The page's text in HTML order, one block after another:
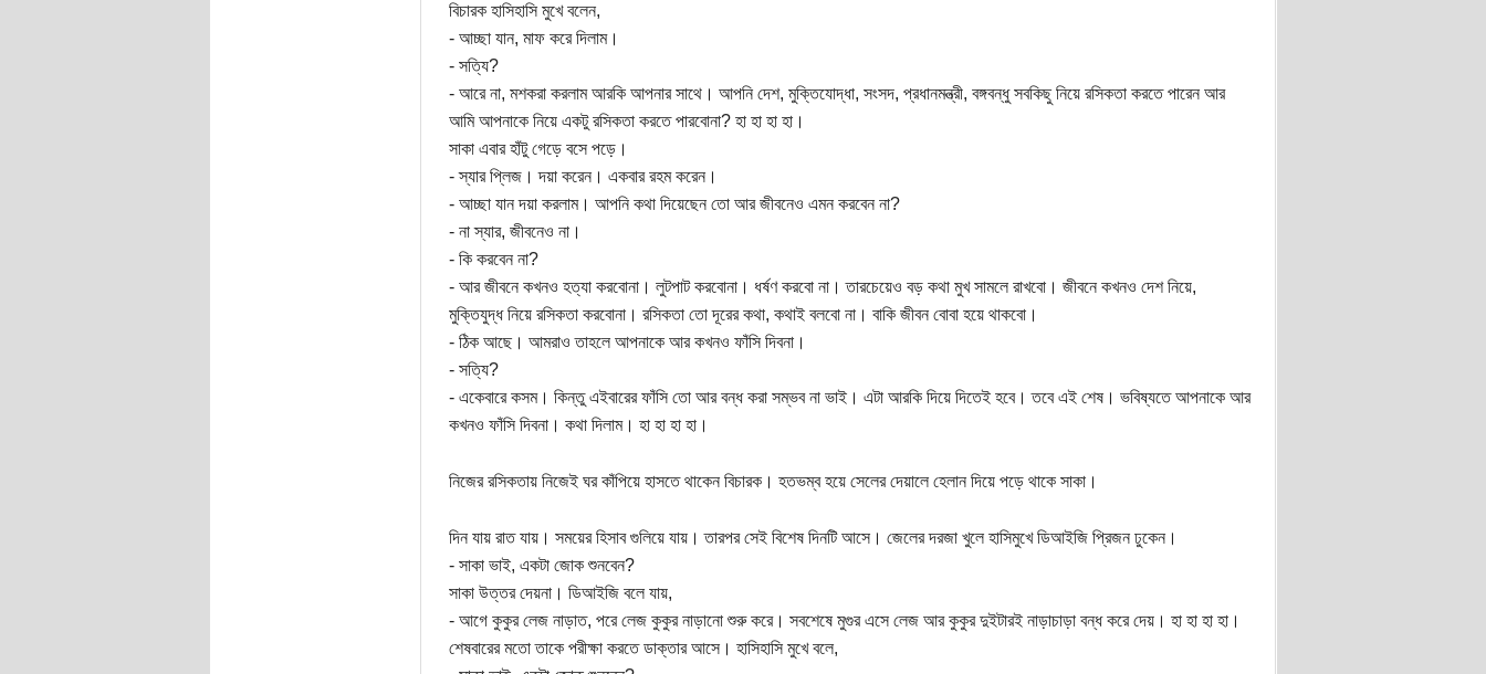
বিচারক হাসিহাসি মুখে বলেন,
- আচ্ছা যান, মাফ করে দিলাম।
- সত্যি?
- আরে না, মশকরা করলাম আরকি আপনার সাথে। আপনি দেশ, মুক্তিযোদ্ধা, সংসদ, প্রধানমন্ত্রী, বঙ্গবন্ধু সবকিছু নিয়ে রসিকতা করতে পারেন আর
আমি আপনাকে নিয়ে একটু রসিকতা করতে পারবোনা? হা হা হা হা।
সাকা এবার হাঁটু গেড়ে বসে পড়ে।
- স্যার প্লিজ। দয়া করেন। একবার রহম করেন।
- আচ্ছা যান দয়া করলাম। আপনি কথা দিয়েছেন তো আর জীবনেও এমন করবেন না?
- না স্যার, জীবনেও না।
- কি করবেন না?
- আর জীবনে কখনও হত্যা করবোনা। লুটপাট করবোনা। ধর্ষণ করবো না। তারচেয়েও বড় কথা মুখ সামলে রাখবো। জীবনে কখনও দেশ নিয়ে,
মুক্তিযুদ্ধ নিয়ে রসিকতা করবোনা। রসিকতা তো দূরের কথা, কথাই বলবো না। বাকি জীবন বোবা হয়ে থাকবো।
- ঠিক আছে। আমরাও তাহলে আপনাকে আর কখনও ফাঁসি দিবনা।
- সত্যি?
- একেবারে কসম। কিন্তু এইবারের ফাঁসি তো আর বন্ধ করা সম্ভব না ভাই। এটা আরকি দিয়ে দিতেই হবে। তবে এই শেষ। ভবিষ্যতে আপনাকে আর
কখনও ফাঁসি দিবনা। কথা দিলাম। হা হা হা হা।
নিজের রসিকতায় নিজেই ঘর কাঁপিয়ে হাসতে থাকেন বিচারক। হতভম্ব হয়ে সেলের দেয়ালে হেলান দিয়ে পড়ে থাকে সাকা।
দিন যায় রাত যায়। সময়ের হিসাব গুলিয়ে যায়। তারপর সেই বিশেষ দিনটি আসে। জেলের দরজা খুলে হাসিমুখে ডিআইজি প্রিজন ঢুকেন।
- সাকা ভাই, একটা জোক শুনবেন?
সাকা উত্তর দেয়না। ডিআইজি বলে যায়,
- আগে কুকুর লেজ নাড়াত, পরে লেজ কুকুর নাড়ানো শুরু করে। সবশেষে মুগুর এসে লেজ আর কুকুর দুইটারই নাড়াচাড়া বন্ধ করে দেয়। হা হা হা হা।
শেষবারের মতো তাকে পরীক্ষা করতে ডাক্তার আসে। হাসিহাসি মুখে বলে,